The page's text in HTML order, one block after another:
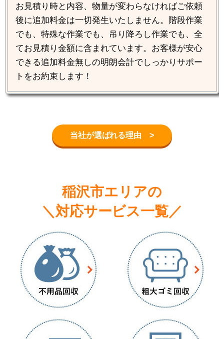
お見積り時と内容、物量が変わらなければご依頼
後に追加料金は一切発生いたしません。階段作業
でも、特殊な作業でも、吊り降ろし作業でも、全
てお見積り金額に含まれています。お客様が安心
できる追加料金無しの明朗会計でしっかりサポー
トをお約束します！
当社が選ばれる理由 >
稲沢市エリアの
＼対応サービス一覧／